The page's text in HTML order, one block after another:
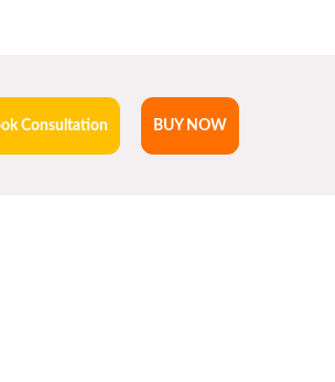
Consultation BUY NOW